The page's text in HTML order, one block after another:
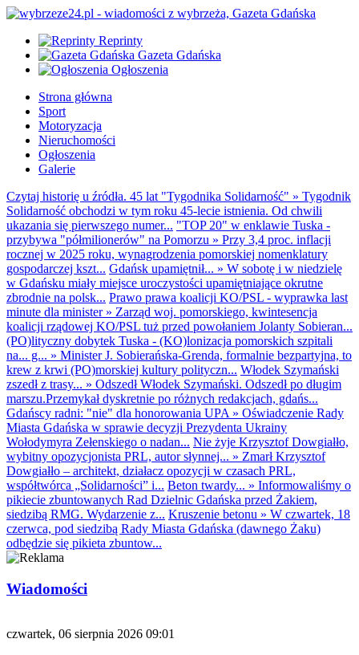
Reprinty
Gazeta Gdańska
Ogłoszenia
Strona główna
Sport
Motoryzacja
Nieruchomości
Ogłoszenia
Galerie
Czytaj historię u źródła. 45 lat "Tygodnika Solidarność" » Tygodnik
Solidarność obchodzi w tym roku 45-lecie istnienia. Od chwili
ukazania się pierwszego numer... "TOP 20" w enklawie Tuska -
przybywa "półmilionerów" na Pomorzu » Przy 3,4 proc. inflacji
rocznej w 2025 roku, wynagrodzenia pomorskiej nomenklatury
gospodarczej kszt... Gdańsk upamiętnił... » W sobotę i w niedzielę
w Gdańsku miały miejsce uroczystości upamiętniające okrutne
zbrodnie na polsk... Prawo prawa koalicji KO/PSL - wyprawka last
minute dla minister» Zarząd woj. pomorskiego, kwintesencja
koalicji rządowej KO/PSL tuż przed powołaniem Jolanty Sobieran...
(PO)lityczny dobytek Tuska - (KO)lonizacja pomorskich szpitali
na... g... » Minister J. Sobierańska-Grenda, formalnie bezpartyjna, to
krew z krwi (PO)morskiej kultury polityczn... Włodek Szymański
zszedł z trasy... » Odszedł Włodek Szymański. Odszedł po długim
marszu.Przemykał dyskretnie po różnych redakcjach, gdańs...
Gdańscy radni: "nie" dla honorowania UPA » Oświadczenie Rady
Miasta Gdańska w sprawie decyzji Prezydenta Ukrainy
Wołodymyra Zełenskiego o nadan... Nie żyje Krzysztof Dowgiałło,
wybitny opozycjonista PRL, autor słynnej... » Zmarł Krzysztof
Dowgiałło – architekt, działacz opozycji w czasach PRL,
współtwórca „Solidarności” i... Beton twardy... » Informowaliśmy o
pikiecie zbuntowanych Rad Dzielnic Gdańska przed Żakiem,
siedzibą RMG. Wydarzenie z... Kruszenie betonu » W czwartek, 18
czerwca, pod siedzibą Rady Miasta Gdańska (dawnego Żaku)
odbędzie się pikieta zbuntow...
Wiadomości
czwartek, 06 sierpnia 2026 09:01